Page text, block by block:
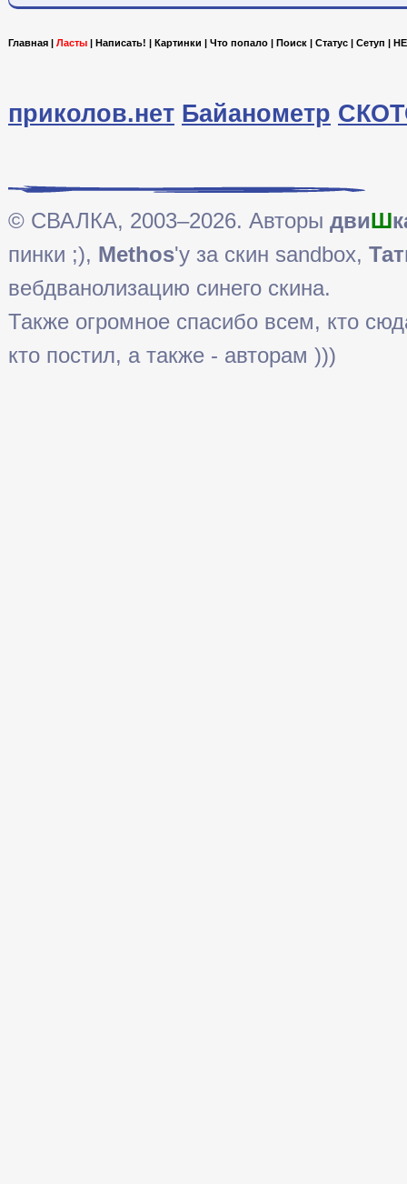
Главная | Ласты | Написать! | Картинки | Что попало | Поиск | Статус | Сетуп |
приколов.нет Байанометр
© СВАЛКА, 2003–2026. Авторы двиШ
пинки ;), Methos'у за скин sandbox,
вебдванолизацию синего скина.
Также огромное спасибо всем, кто
кто постил, а также - авторам )))